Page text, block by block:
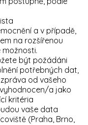
a v případě,
na rozšířenou
možnosti.
být požádáni
potřebných dat,
od vašeho
a jako
kritéria
vaše data
(Praha, Brno,